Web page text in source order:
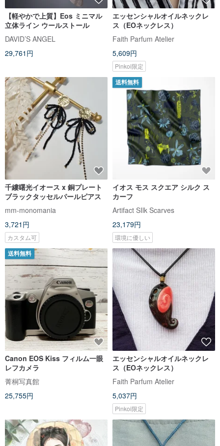
【軽やかで上質】Eos ミニマル
立体ライン ウールストール
DAVID’S ANGEL
29,761円
エッセンシャルオイルネックレ
ス（EOネックレス）
Faith Parfum Atelier
5,609円
Pinkoi限定
千縷曙光イオース x 銅プレート
ブラックタッセルパールピアス
mm-monomania
3,721円
カスタム可
送料無料
イオス モス スクエア シルク ス
カーフ
Artifact SIlk Scarves
23,179円
環境に優しい
送料無料
Canon EOS Kiss フィルム一眼
レフカメラ
菁桐写真館
25,755円
エッセンシャルオイルネックレ
ス（EOネックレス）
Faith Parfum Atelier
5,037円
Pinkoi限定